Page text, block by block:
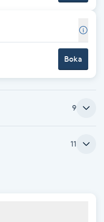
Boka
9
11